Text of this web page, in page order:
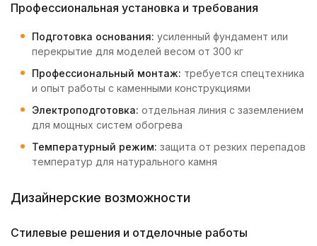
Профессиональная установка и требования
Подготовка основания: усиленный фундамент или
перекрытие для моделей весом от 300 кг
Профессиональный монтаж: требуется спецтехника
и опыт работы с каменными конструкциями
Электроподготовка: отдельная линия с заземлением
для мощных систем обогрева
Температурный режим: защита от резких перепадов
температур для натурального камня
Дизайнерские возможности
Стилевые решения и отделочные работы